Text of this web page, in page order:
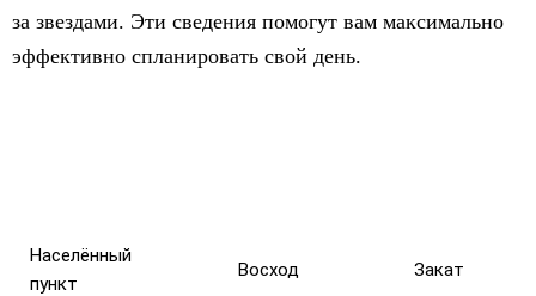
за звездами. Эти сведения помогут вам максимально
эффективно спланировать свой день.
Населённый
пункт
Восход Закат